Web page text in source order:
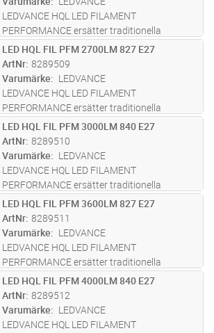
ellipsoidform. Full användn...läs mer
LEDVANCE HQL LED FILAMENT
PERFORMANCE ersätter traditionella
urladdningslampor i befintliga installationer.
Samma design som traditionella
kvicksilverlampor med i glas med
ellipsoidform. Full användn...läs mer
ST Lägg i kundvagn
LED HQL FIL PFM 2700LM 827 E27
ArtNr 8289509
Varumärke
LEDVANCE
LEDVANCE HQL LED FILAMENT
PERFORMANCE ersätter traditionella
urladdningslampor i befintliga installationer.
Samma design som traditionella
kvicksilverlampor med i glas med
ellipsoidform. Full användn...läs mer
ST Lägg i kundvagn
LED HQL FIL PFM 3000LM 840 E27
ArtNr 8289510
Varumärke
LEDVANCE
LEDVANCE HQL LED FILAMENT
PERFORMANCE ersätter traditionella
urladdningslampor i befintliga installationer.
Samma design som traditionella
kvicksilverlampor med i glas med
ellipsoidform. Full användn...läs mer
ST Lägg i kundvagn
LED HQL FIL PFM 3600LM 827 E27
ArtNr 8289511
Varumärke
LEDVANCE
LEDVANCE HQL LED FILAMENT
PERFORMANCE ersätter traditionella
urladdningslampor i befintliga installationer.
Samma design som traditionella
kvicksilverlampor med i glas med
ellipsoidform. Full användn...läs mer
ST Lägg i kundvagn
LED HQL FIL PFM 4000LM 840 E27
ArtNr 8289512
Varumärke
LEDVANCE
LEDVANCE HQL LED FILAMENT